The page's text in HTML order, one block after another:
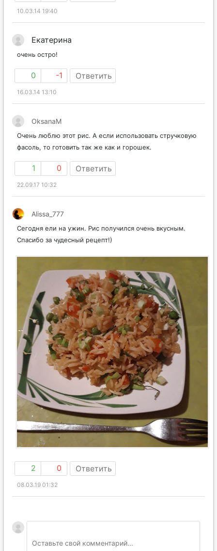
10.03.14 19:40
Екатерина
очень остро!
0 -1 Ответить
16.03.14 13:10
OksanaM
Очень люблю этот рис. А если использовать стручковую
фасоль, то готовить так же как и горошек.
1 0 Ответить
22.09.17 10:32
Alissa_777
Сегодня ели на ужин. Рис получился очень вкусным.
Спасибо за чудесный рецепт!)
2 0 Ответить
08.03.19 01:32